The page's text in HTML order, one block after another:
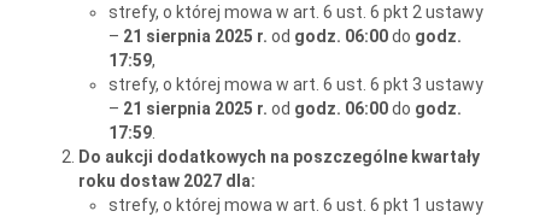
strefy, o której mowa w art. 6 ust. 6 pkt 2 ustawy
– 21 sierpnia 2025 r. od godz. 06:00do godz.
17:59,
strefy, o której mowa w art. 6 ust. 6 pkt 3 ustawy
– 21 sierpnia 2025 r. od godz. 06:00do godz.
17:59
Do aukcji dodatkowych na poszczególne kwartały
roku dostaw 2027 dla:
strefy, o której mowa w art. 6 ust. 6 pkt 1 ustawy